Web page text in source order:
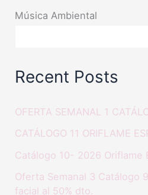
Música Ambiental
Recent Posts
OFERTA SEMANAL 1
CATÁLOGO 11 ORIFLAME
Catálogo 10- 2026 Oriflame
Oferta Semanal 3 Catálogo
facial al 50% dto.